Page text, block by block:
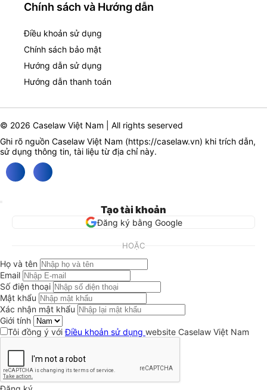
Chính sách và Hướng dẫn
Điều khoản sử dụng
Chính sách bảo mật
Hướng dẫn sử dụng
Hướng dẫn thanh toán
© 2026 Caselaw Việt Nam | All rights seserved
Ghi rõ nguồn Caselaw Việt Nam (https://caselaw.vn) khi trích dẫn,
sử dụng thông tin, tài liệu từ địa chỉ này.
Tạo tài khoản
Đăng ký bằng Google
HOẶC
Họ và tên
Email
Số điện thoại
Mật khẩu
Xác nhận mật khẩu
Giới tính
Tôi đồng ý vớiĐiều khoản sử dụng website Caselaw Việt Nam